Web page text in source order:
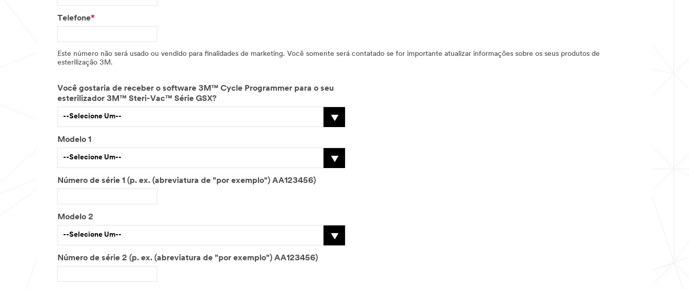
Telefone*
Este número não será usado ou vendido para finalidades de marketing. Você somente será contatado se for importante atualizar informações sobre os seus produtos de
esterilização 3M.
Você gostaria de receber o software 3M™ Cycle Programmer para o seu
esterilizador 3M™ Steri-Vac™ Série GSX?
--Selecione Um--
Modelo 1
--Selecione Um--
Número de série 1 (p. ex. (abreviatura de "por exemplo") AA123456)
Modelo 2
--Selecione Um--
Número de série 2 (p. ex. (abreviatura de "por exemplo") AA123456)